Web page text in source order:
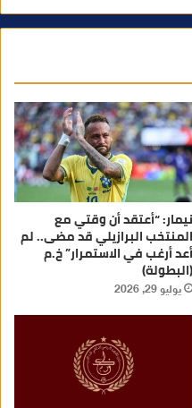
نيمار: “أعتقد أن وقتي مع
المنتخب البرازيلي قد مضى.. لم
أعد أرغب في الاستمرار” خ.م
(البطولة)
يوليو 29, 2026